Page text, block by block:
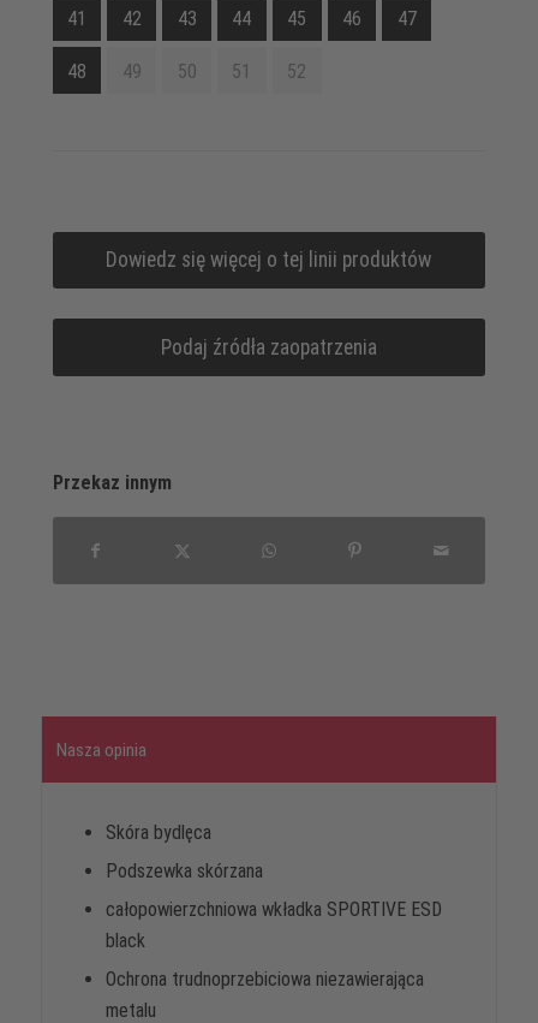
41 42 43 44 45 46 47
48 49 50 51 52
Dowiedz się więcej o tej linii produktów
Podaj źródła zaopatrzenia
Przekaz innym
Nasza opinia
Skóra bydlęca
Podszewka skórzana
całopowierzchniowa wkładka SPORTIVE ESD
black
Ochrona trudnoprzebiciowa niezawierająca
metalu